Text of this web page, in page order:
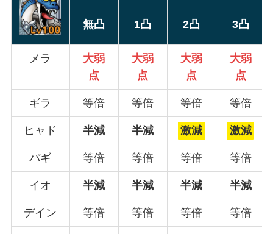
無凸 1凸 2凸 3凸
メラ
大弱
点
大弱
点
大弱
点
大弱
点
ギラ 等倍 等倍 等倍 等倍
ヒャド 半減 半減 激減 激減
バギ 等倍 等倍 等倍 等倍
イオ 半減 半減 半減 半減
デイン 等倍 等倍 等倍 等倍